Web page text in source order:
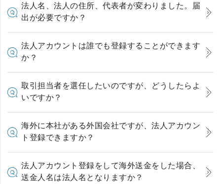
法人名、法人の住所、代表者が変わりました。届
出が必要ですか？
法人アカウントは誰でも登録することができます
か？
取引担当者を選任したいのですが、どうしたらよ
いですか？
海外に本社がある外国会社ですが、法人アカウン
ト登録できますか？
法人アカウント登録をして海外送金をした場合、
送金人名は法人名となりますか？